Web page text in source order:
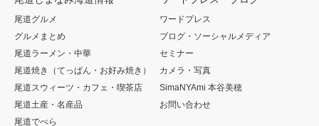
尾道グルメ
グルメまとめ
尾道ラーメン・中華
尾道焼き（てっぱん・お好み焼き）
尾道スウィーツ・カフェ・喫茶店
尾道土産・名産品
尾道でべら
ワードプレス
ブログ・ソーシャルメディア
セミナー
カメラ・写真
SimaNYAmi 本谷美穂
お問い合わせ